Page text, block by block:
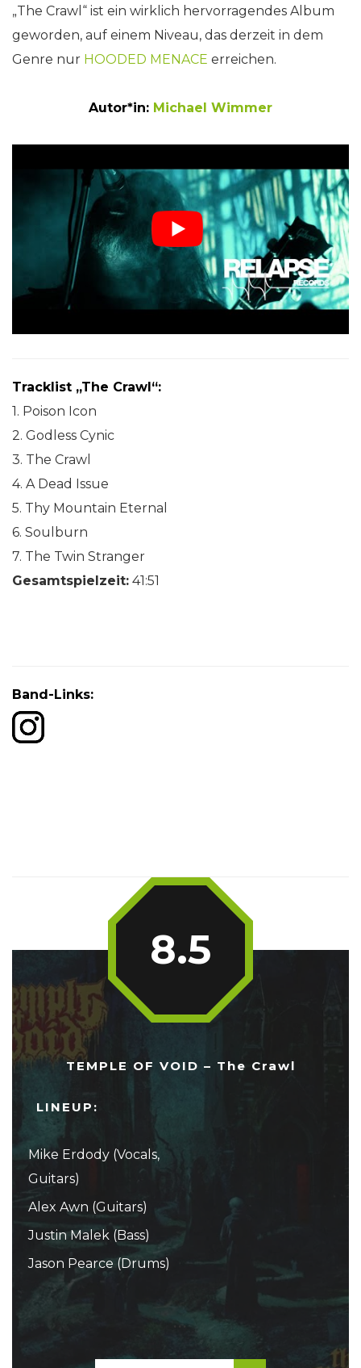
„The Crawl“ ist ein wirklich hervorragendes Album
geworden, auf einem Niveau, das derzeit in dem
Genre nur HOODED MENACE erreichen.
Autor*in: Michael Wimmer
Tracklist „The Crawl“:
1. Poison Icon
2. Godless Cynic
3. The Crawl
4. A Dead Issue
5. Thy Mountain Eternal
6. Soulburn
7. The Twin Stranger
Gesamtspielzeit: 41:51
Band-Links:
TEMPLE OF VOID – The Crawl
LINEUP:
Mike Erdody (Vocals,
Guitars)
Alex Awn (Guitars)
Justin Malek (Bass)
Jason Pearce (Drums)
8.5
...